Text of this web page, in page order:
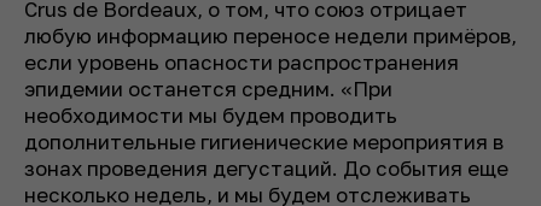
Crus de Bordeaux, о том, что союз отрицает
любую информацию переносе недели примёров,
если уровень опасности распространения
эпидемии останется средним. «При
необходимости мы будем проводить
дополнительные гигиенические мероприятия в
зонах проведения дегустаций. До события еще
несколько недель, и мы будем отслеживать